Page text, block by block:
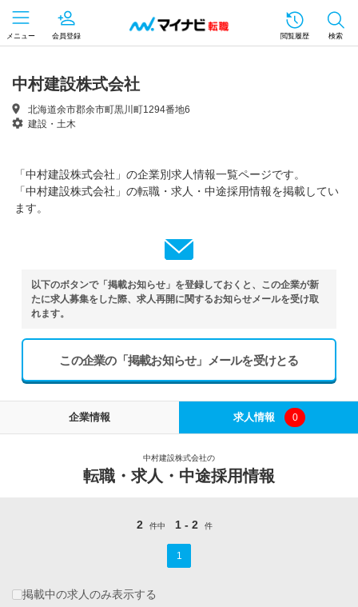
メニュー 会員登録 閲覧履歴 検索
中村建設株式会社
北海道余市郡余市町黒川町1294番地6
建設・土木
「中村建設株式会社」の企業別求人情報一覧ページです。
「中村建設株式会社」の転職・求人・中途採用情報を掲載してい
ます。
以下のボタンで「掲載お知らせ」を登録しておくと、この企業が新
たに求人募集をした際、求人再開に関するお知らせメールを受け取
れます。
この企業の「掲載お知らせ」メールを受けとる
企業情報 求人情報 0
中村建設株式会社の
転職・求人・中途採用情報
2 件中 1 - 2 件
1
掲載中の求人のみ表示する